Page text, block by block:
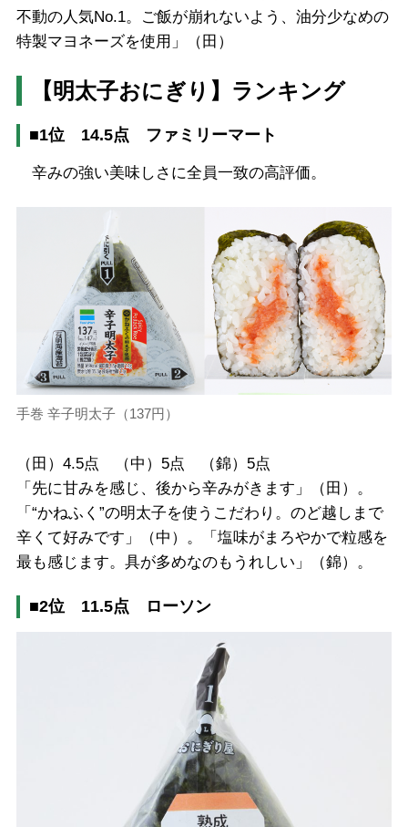
不動の人気No.1。ご飯が崩れないよう、油分少なめの
特製マヨネーズを使用」（田）
【明太子おにぎり】ランキング
■1位 14.5点 ファミリーマート
辛みの強い美味しさに全員一致の高評価。
手巻 辛子明太子（137円）
（田）4.5点 （中）5点 （錦）5点
「先に甘みを感じ、後から辛みがきます」（田）。
「“かねふく”の明太子を使うこだわり。のど越しまで
辛くて好みです」（中）。「塩味がまろやかで粒感を
最も感じます。具が多めなのもうれしい」（錦）。
■2位 11.5点 ローソン